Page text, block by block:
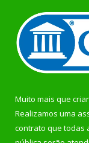
Muito mais que
Realizamos uma
contrato que todas